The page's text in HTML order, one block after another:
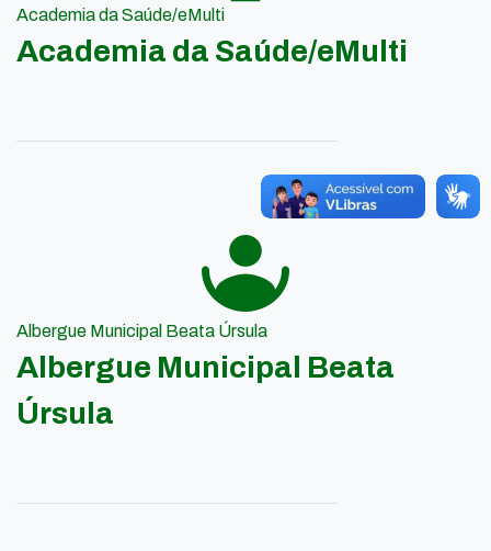
Academia da Saúde/eMulti
Academia da Saúde/eMulti
Albergue Municipal Beata Úrsula
Albergue Municipal Beata
Úrsula